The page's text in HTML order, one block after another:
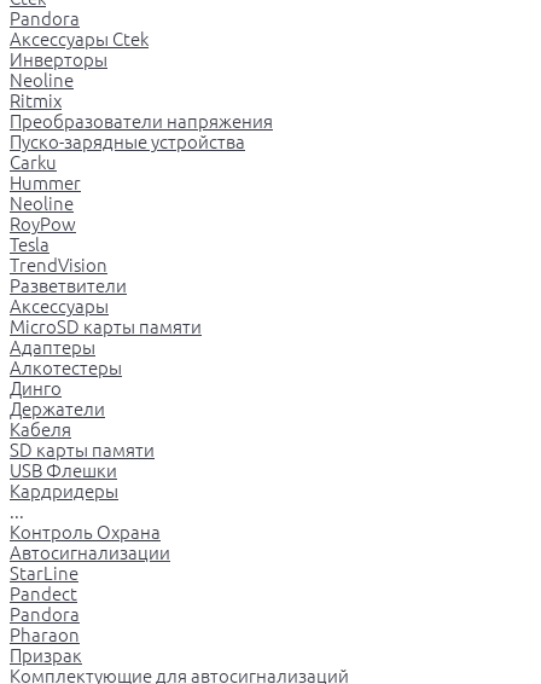
Pandora
Аксессуары Ctek
Инверторы
Neoline
Ritmix
Преобразователи напряжения
Пуско-зарядные устройства
Carku
Hummer
Neoline
RoyPow
Tesla
TrendVision
Разветвители
Аксессуары
MicroSD карты памяти
Адаптеры
Алкотестеры
Динго
Держатели
Кабеля
SD карты памяти
USB Флешки
Кардридеры
...
Контроль Охрана
Автосигнализации
StarLine
Pandect
Pandora
Pharaon
Призрак
Комплектующие для автосигнализаций